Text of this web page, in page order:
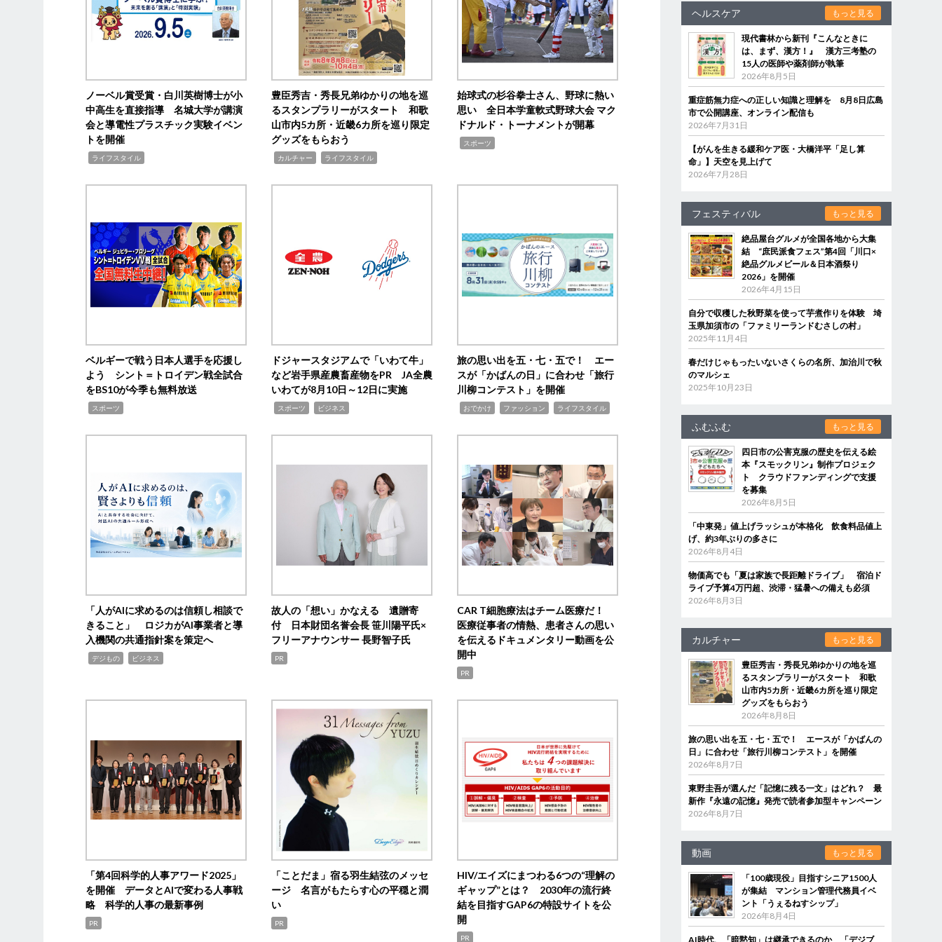
ノーベル賞受賞・白川英樹博士が小
中高生を直接指導 名城大学が講演
会と導電性プラスチック実験イベン
トを開催
ライフスタイル
豊臣秀吉・秀長兄弟ゆかりの地を巡
るスタンプラリーがスタート 和歌
山市内5カ所・近畿6カ所を巡り限定
グッズをもらおう
カルチャー ライフスタイル
始球式の杉谷拳士さん、野球に熱い
思い 全日本学童軟式野球大会 マク
ドナルド・トーナメントが開幕
スポーツ
ベルギーで戦う日本人選手を応援し
よう シント＝トロイデン戦全試合
をBS10が今季も無料放送
スポーツ
ドジャースタジアムで「いわて牛」
など岩手県産農畜産物をPR JA全農
いわてが8月10日～12日に実施
スポーツ ビジネス
旅の思い出を五・七・五で！ エー
スが「かばんの日」に合わせ「旅行
川柳コンテスト」を開催
おでかけ ファッション ライフスタイル
「人がAIに求めるのは信頼し相談で
きること」 ロジカがAI事業者と導
入機関の共通指針案を策定へ
デジもの ビジネス
故人の「想い」かなえる 遺贈寄
付 日本財団名誉会長 笹川陽平氏×
フリーアナウンサー 長野智子氏
PR
CAR T細胞療法はチーム医療だ！
医療従事者の情熱、患者さんの思い
を伝えるドキュメンタリー動画を公
開中
PR
「第4回科学的人事アワード2025」
を開催 データとAIで変わる人事戦
略 科学的人事の最新事例
PR
「ことだま」宿る羽生結弦のメッセ
ージ 名言がもたらす心の平穏と潤
い
PR
HIV/エイズにまつわる6つの“理解の
ギャップ”とは？ 2030年の流行終
結を目指すGAP6の特設サイトを公
開
PR
ヘルスケア もっと見る
現代書林から新刊『こんなときに
は、まず、漢方！』 漢方三考塾の
15人の医師や薬剤師が執筆
2026年8月5日
重症筋無力症への正しい知識と理解を 8月8日広島
市で公開講座、オンライン配信も
2026年7月31日
【がんを生きる緩和ケア医・大橋洋平「足し算
命」】天空を見上げて
2026年7月28日
フェスティバル もっと見る
絶品屋台グルメが全国各地から大集
結 “庶民派食フェス”第4回「川口×
絶品グルメビール＆日本酒祭り
2026」を開催
2026年4月15日
自分で収穫した秋野菜を使って芋煮作りを体験 埼
玉県加須市の「ファミリーランドむさしの村」
2025年11月4日
春だけじゃもったいないさくらの名所、加治川で秋
のマルシェ
2025年10月23日
ふむふむ もっと見る
四日市の公害克服の歴史を伝える絵
本『スモックリン』制作プロジェク
ト クラウドファンディングで支援
を募集
2026年8月5日
「中東発」値上げラッシュが本格化 飲食料品値上
げ、約3年ぶりの多さに
2026年8月4日
物価高でも「夏は家族で長距離ドライブ」 宿泊ド
ライブ予算4万円超、渋滞・猛暑への備えも必須
2026年8月3日
カルチャー もっと見る
豊臣秀吉・秀長兄弟ゆかりの地を巡
るスタンプラリーがスタート 和歌
山市内5カ所・近畿6カ所を巡り限定
グッズをもらおう
2026年8月8日
旅の思い出を五・七・五で！ エースが「かばんの
日」に合わせ「旅行川柳コンテスト」を開催
2026年8月7日
東野圭吾が選んだ「記憶に残る一文」はどれ？ 最
新作『永遠の記憶』発売で読者参加型キャンペーン
2026年8月7日
動画 もっと見る
「100歳現役」目指すシニア1500人
が集結 マンション管理代務員イベ
ント「うぇるねすシップ」
2026年8月4日
AI時代、「暗黙知」は継承できるのか 「デジブ